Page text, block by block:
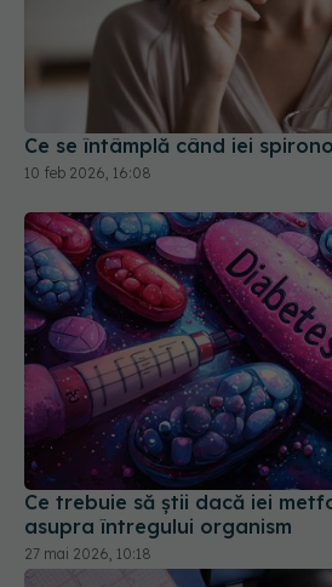
Ce se întâmplă când iei
10 feb 2026, 16:08
Ce trebuie să știi dacă iei
asupra întregului organism
27 mai 2026, 10:18